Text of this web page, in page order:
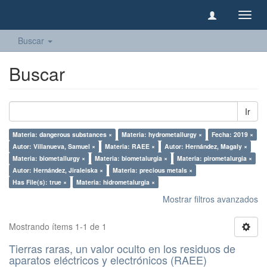
Buscar
Buscar
Ir
Materia: dangerous substances × Materia: hydrometallurgy ×
Fecha: 2019 ×
Autor: Villanueva, Samuel ×
Materia: RAEE ×
Autor: Hernández, Magaly ×
Materia: biometallurgy ×
Materia: biometalurgia ×
Materia: pirometalurgia ×
Autor: Hernández, Jiraleiska ×
Materia: precious metals ×
Has File(s): true ×
Materia: hidrometalurgia ×
Mostrar filtros avanzados
Mostrando ítems 1-1 de 1
Tierras raras, un valor oculto en los residuos de
aparatos eléctricos y electrónicos (RAEE)